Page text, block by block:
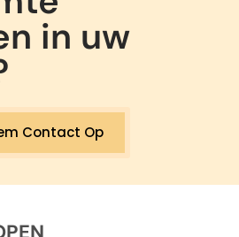
in uw
Contact Op